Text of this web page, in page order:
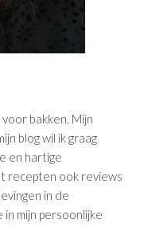
bakken. Mijn
blog wil ik graag
en hartige
recepten ook reviews
in de
mijn persoonlijke